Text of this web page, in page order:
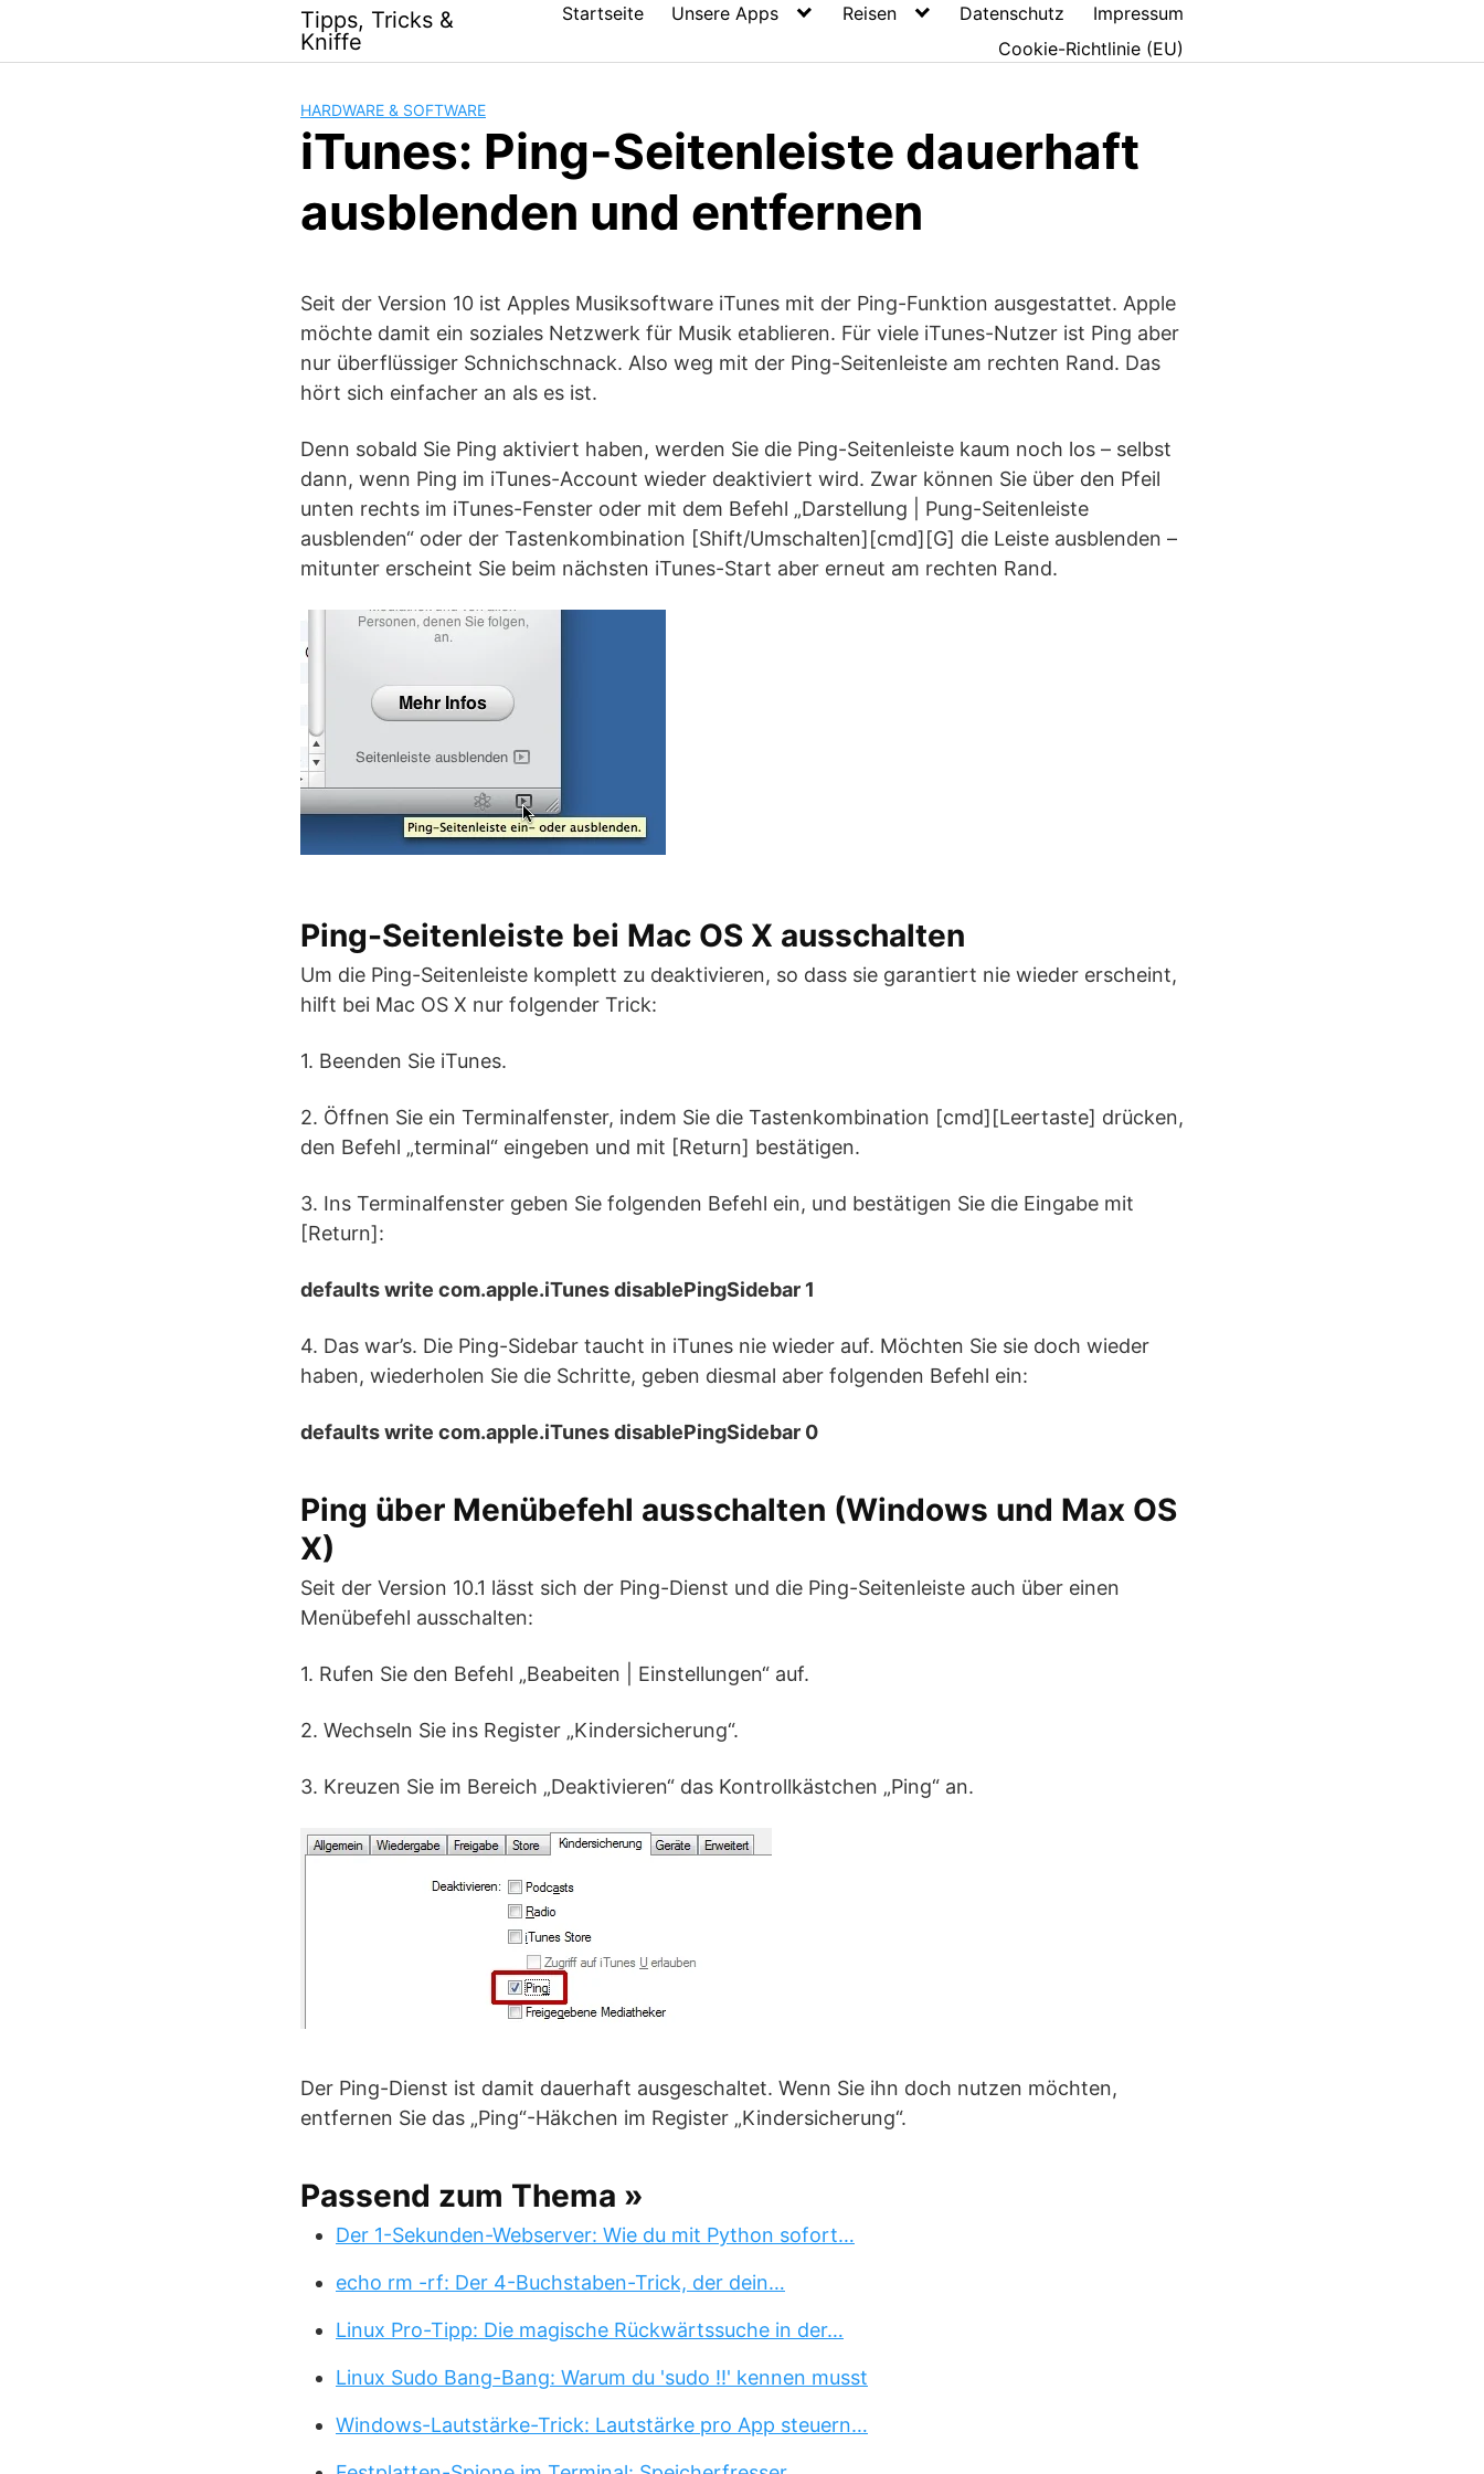
content
Tipps, Tricks &
Kniffe
Startseite Unsere Apps Reisen Datenschutz
Impressum
Cookie-Richtlinie (EU)
HARDWARE & SOFTWARE
iTunes: Ping-Seitenleiste dauerhaft
ausblenden und entfernen
Seit der Version 10 ist Apples Musiksoftware iTunes mit der Ping-Funktion ausgestattet. Apple
möchte damit ein soziales Netzwerk für Musik etablieren. Für viele iTunes-Nutzer ist Ping aber
nur überflüssiger Schnichschnack. Also weg mit der Ping-Seitenleiste am rechten Rand. Das
hört sich einfacher an als es ist.
Denn sobald Sie Ping aktiviert haben, werden Sie die Ping-Seitenleiste kaum noch los – selbst
dann, wenn Ping im iTunes-Account wieder deaktiviert wird. Zwar können Sie über den Pfeil
unten rechts im iTunes-Fenster oder mit dem Befehl „Darstellung | Pung-Seitenleiste
ausblenden“ oder der Tastenkombination [Shift/Umschalten][cmd][G] die Leiste ausblenden –
mitunter erscheint Sie beim nächsten iTunes-Start aber erneut am rechten Rand.
Ping-Seitenleiste bei Mac OS X ausschalten
Um die Ping-Seitenleiste komplett zu deaktivieren, so dass sie garantiert nie wieder erscheint,
hilft bei Mac OS X nur folgender Trick:
1. Beenden Sie iTunes.
2. Öffnen Sie ein Terminalfenster, indem Sie die Tastenkombination [cmd][Leertaste] drücken,
den Befehl „terminal“ eingeben und mit [Return] bestätigen.
3. Ins Terminalfenster geben Sie folgenden Befehl ein, und bestätigen Sie die Eingabe mit
[Return]:
defaults write com.apple.iTunes disablePingSidebar 1
4. Das war’s. Die Ping-Sidebar taucht in iTunes nie wieder auf. Möchten Sie sie doch wieder
haben, wiederholen Sie die Schritte, geben diesmal aber folgenden Befehl ein:
defaults write com.apple.iTunes disablePingSidebar 0
Ping über Menübefehl ausschalten (Windows und Max OS
X)
Seit der Version 10.1 lässt sich der Ping-Dienst und die Ping-Seitenleiste auch über einen
Menübefehl ausschalten:
1. Rufen Sie den Befehl „Beabeiten | Einstellungen“ auf.
2. Wechseln Sie ins Register „Kindersicherung“.
3. Kreuzen Sie im Bereich „Deaktivieren“ das Kontrollkästchen „Ping“ an.
Der Ping-Dienst ist damit dauerhaft ausgeschaltet. Wenn Sie ihn doch nutzen möchten,
entfernen Sie das „Ping“-Häkchen im Register „Kindersicherung“.
Passend zum Thema »
Der 1-Sekunden-Webserver: Wie du mit Python sofort…
echo rm -rf: Der 4-Buchstaben-Trick, der dein…
Linux Pro-Tipp: Die magische Rückwärtssuche in der…
Linux Sudo Bang-Bang: Warum du 'sudo !!' kennen musst
Windows-Lautstärke-Trick: Lautstärke pro App steuern…